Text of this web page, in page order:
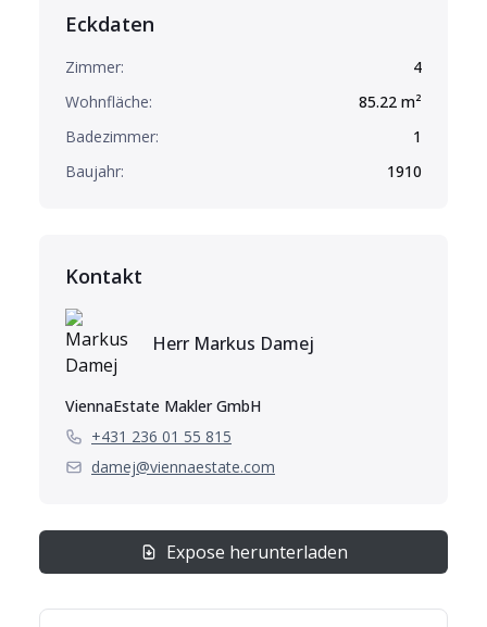
Eckdaten
Zimmer:
4
Wohnfläche:
85.22 m²
Badezimmer:
1
Baujahr:
1910
Kontakt
Herr Markus Damej
ViennaEstate Makler GmbH
+431 236 01 55 815
damej@viennaestate.com
Expose herunterladen